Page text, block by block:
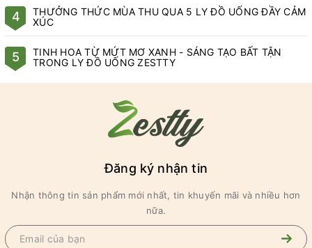
4
THƯỞNG THỨC MÙA THU QUA 5 LY ĐỒ UỐNG ĐẦY CẢM
XÚC
5
TINH HOA TỪ MỨT MƠ XANH - SÁNG TẠO BẤT TẬN
TRONG LY ĐỒ UỐNG ZESTTY
Đăng ký nhận tin
Nhận thông tin sản phẩm mới nhất, tin khuyến mãi và nhiều hơn
nữa.